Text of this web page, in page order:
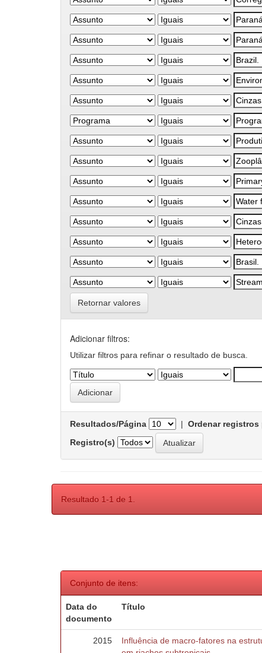
Retornar valores
Adicionar filtros:
Utilizar filtros para refinar o resultado de busca.
Resultados/Página | Ordenar registros
Registro(s)
Resultado 1-1 de 1.
Conjunto de itens:
Data do
documento
Título
2015
Influência de macro-fatores na